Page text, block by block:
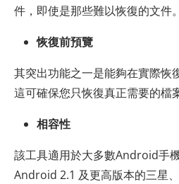
件，即使是那些難以恢復的文件。
恢復前預覽
其突出功能之一是能夠在實際恢
這可確保您只恢復真正需要的檔案
相容性
該工具適用於大多數Android手
Android 2.1 及更高版本的三星